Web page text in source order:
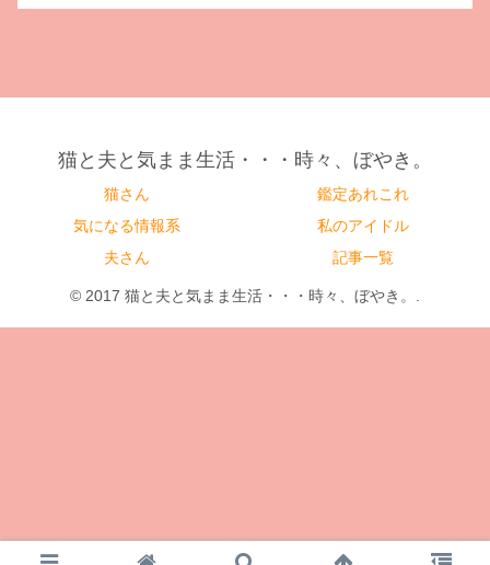
猫と夫と気まま生活・・・時々、ぼやき。
猫さん
鑑定あれこれ
気になる情報系
私のアイドル
夫さん
記事一覧
© 2017 猫と夫と気まま生活・・・時々、ぼやき。.